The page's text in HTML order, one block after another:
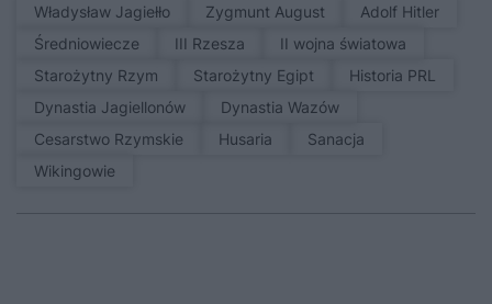
Władysław Jagiełło Zygmunt August
Adolf Hitler
średniowiecze
III Rzesza
II wojna światowa
Starożytny Rzym
Starożytny Egipt
Historia PRL
Dynastia Jagiellonów
Dynastia Wazów
Cesarstwo Rzymskie
Husaria
sanacja
Wikingowie